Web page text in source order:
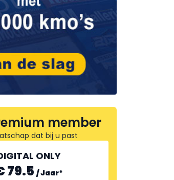
member
dat bij u past
ONLY
79.5 /Jaar*